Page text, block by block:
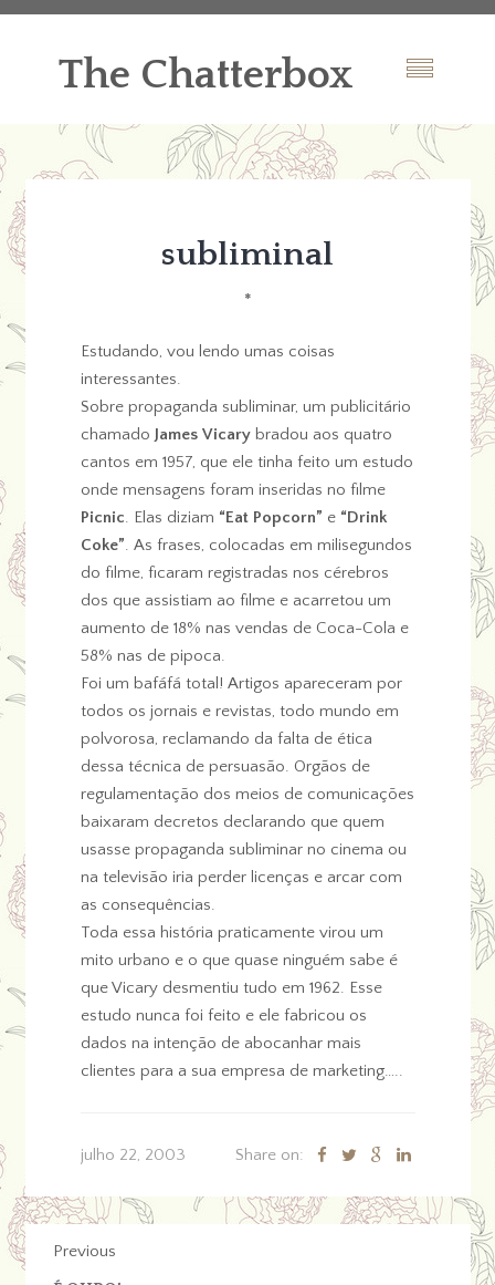
The Chatterbox
subliminal
*
Estudando, vou lendo umas coisas
interessantes.
Sobre propaganda subliminar, um publicitário
chamado James Vicarybradou aos quatro
cantos em 1957, que ele tinha feito um estudo
onde mensagens foram inseridas no filme
Picnic. Elas diziam “Eat Popcorn” e “Drink
Coke”. As frases, colocadas em milisegundos
do filme, ficaram registradas nos cérebros
dos que assistiam ao filme e acarretou um
aumento de 18% nas vendas de Coca-Cola e
58% nas de pipoca.
Foi um bafáfá total! Artigos apareceram por
todos os jornais e revistas, todo mundo em
polvorosa, reclamando da falta de ética
dessa técnica de persuasão. Orgãos de
regulamentação dos meios de comunicações
baixaram decretos declarando que quem
usasse propaganda subliminar no cinema ou
na televisão iria perder licenças e arcar com
as consequências.
Toda essa história praticamente virou um
mito urbano e o que quase ninguém sabe é
que Vicary desmentiu tudo em 1962. Esse
estudo nunca foi feito e ele fabricou os
dados na intenção de abocanhar mais
clientes para a sua empresa de marketing…..
julho 22, 2003 Share on:
Previous